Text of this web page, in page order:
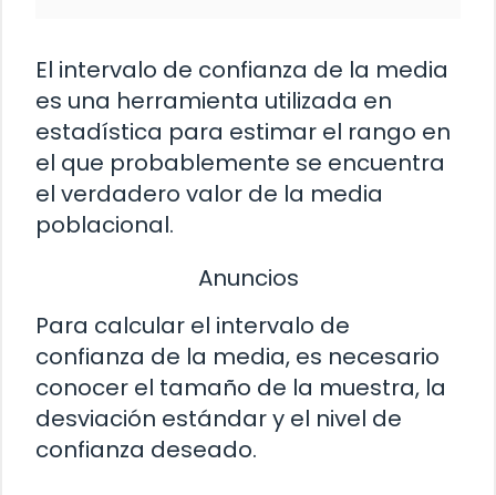
El intervalo de confianza de la media
es una herramienta utilizada en
estadística para estimar el rango en
el que probablemente se encuentra
el verdadero valor de la media
poblacional.
Anuncios
Para calcular el intervalo de
confianza de la media, es necesario
conocer el tamaño de la muestra, la
desviación estándar y el nivel de
confianza deseado.